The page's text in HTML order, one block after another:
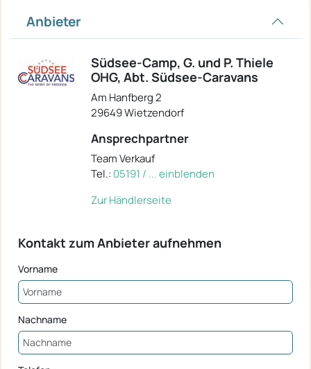
Anbieter
Südsee-Camp, G. und P. Thiele
OHG, Abt. Südsee-Caravans
Am Hanfberg 2
29649 Wietzendorf
Ansprechpartner
Team Verkauf
Tel.: 05191 / ... einblenden
Zur Händlerseite
Kontakt zum Anbieter aufnehmen
Vorname
Nachname